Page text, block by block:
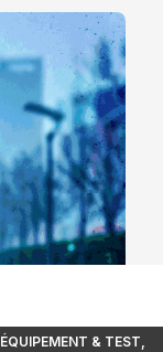
ÉQUIPEMENT & TEST,